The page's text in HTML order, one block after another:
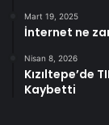
Mart 19, 2025
İnternet ne
Nisan 8, 2026
Kızıltepe’de
Kaybetti